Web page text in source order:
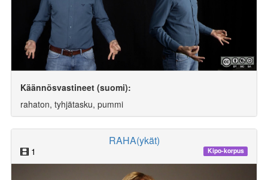
Käännösvastineet (suomi):
rahaton, tyhjätasku, pummi
RAHA(ykät)
1 Kipo-korpus